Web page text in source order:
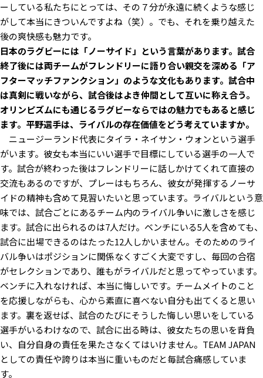
ーしている私たちにとっては、その７分が永遠に続くような感じ
がして本当にきついんですよね（笑）。でも、それを乗り越えた
後の爽快感も魅力です。
――日本のラグビーには「ノーサイド」という言葉があります。試合
終了後には両チームがフレンドリーに語り合い親交を深める「ア
フターマッチファンクション」のような文化もあります。試合中
は真剣に戦いながら、試合後はよき仲間として互いに称え合う。
オリンピズムにも通じるラグビーならではの魅力でもあると感じ
ます。平野選手は、ライバルの存在価値をどう考えていますか。
ニュージーランド代表にタイラ・ネイサン・ウォンという選手
がいます。彼女も本当にいい選手で目標にしている選手の一人で
す。試合が終わった後はフレンドリーに話しかけてくれて直接の
交流もあるのですが、プレーはもちろん、彼女が発揮するノーサ
イドの精神も含めて見習いたいと思っています。ライバルという意
味では、試合ごとにあるチーム内のライバル争いに激しさを感じ
ます。試合に出られるのは7人だけ。ベンチにいる5人を含めても、
試合に出場できるのはたった12人しかいません。そのためのライ
バル争いはポジションに関係なくすごく大変ですし、毎回の合宿
がセレクションであり、誰もがライバルだと思ってやっています。
ベンチに入れなければ、本当に悔しいです。チームメイトのこと
を応援しながらも、心から素直に喜べない自分も出てくると思い
ます。裏を返せば、試合のたびにそうした悔しい思いをしている
選手がいるわけなので、試合に出る時は、彼女たちの思いを背負
い、自分自身の責任を果たさなくてはいけません。TEAM JAPAN
としての責任や誇りは本当に重いものだと毎試合痛感していま
す。